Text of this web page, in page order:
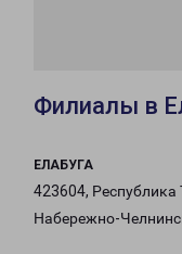
Филиалы в
ЕЛАБУГА
423604, Республика
Набережно-